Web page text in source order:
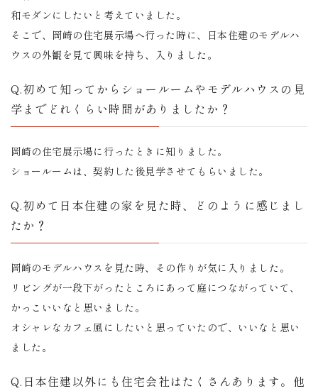
和モダンにしたいと考えていました。
そこで、岡崎の住宅展示場へ行った時に、日本住建のモデルハ
ウスの外観を見て興味を持ち、入りました。
Q.初めて知ってからショールームやモデルハウスの見
学までどれくらい時間がありましたか？
岡崎の住宅展示場に行ったときに知りました。
ショールームは、契約した後見学させてもらいました。
Q.初めて日本住建の家を見た時、どのように感じまし
たか？
岡崎のモデルハウスを見た時、その作りが気に入りました。
リビングが一段下がったところにあって庭につながっていて、
かっこいいなと思いました。
オシャレなカフェ風にしたいと思っていたので、いいなと思い
ました。
Q.日本住建以外にも住宅会社はたくさんあります。他